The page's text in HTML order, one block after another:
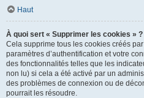
Haut
À quoi sert « Supprimer les cookies » ?
Cela supprime tous les cookies créés
paramètres d’authentification et votre
des fonctionnalités telles que les
non lu) si cela a été activé par un
des problèmes de connexion ou de
pourrait les résoudre.